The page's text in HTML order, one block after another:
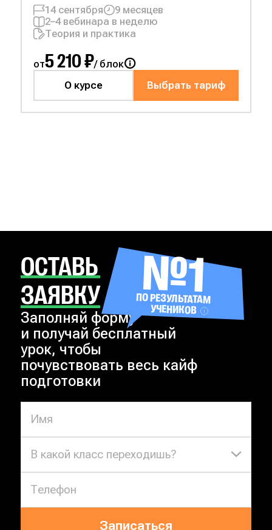
14 сентября
9 месяцев
2–4 вебинара в неделю
Теория и практика
от5 210 ₽/ блок
Выбрать тариф
О курсе
№1
ПО РЕЗУЛЬТАТАМ
УЧЕНИКОВ
ОСТАВЬ
ЗАЯВКУ
В какой класс переходишь?
Записаться
Заполняй форму
и получай бесплатный
урок, чтобы
почувствовать весь кайф
подготовки